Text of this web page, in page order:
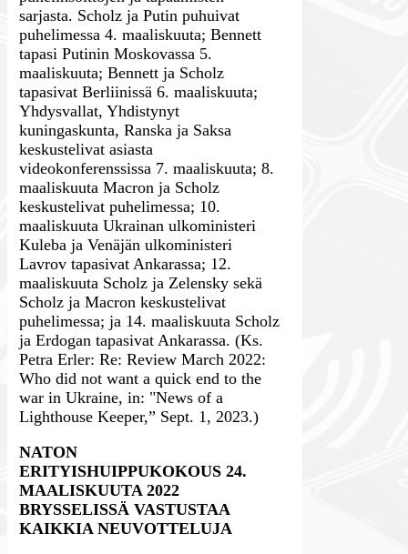
sarjasta. Scholz ja Putin puhuivat
puhelimessa 4. maaliskuuta; Bennett
tapasi Putinin Moskovassa 5.
maaliskuuta; Bennett ja Scholz
tapasivat Berliinissä 6. maaliskuuta;
Yhdysvallat, Yhdistynyt
kuningaskunta, Ranska ja Saksa
keskustelivat asiasta
videokonferenssissa 7. maaliskuuta; 8.
maaliskuuta Macron ja Scholz
keskustelivat puhelimessa; 10.
maaliskuuta Ukrainan ulkoministeri
Kuleba ja Venäjän ulkoministeri
Lavrov tapasivat Ankarassa; 12.
maaliskuuta Scholz ja Zelensky sekä
Scholz ja Macron keskustelivat
puhelimessa; ja 14. maaliskuuta Scholz
ja Erdogan tapasivat Ankarassa. (Ks.
Petra Erler: Re: Review March 2022:
Who did not want a quick end to the
war in Ukraine, in: "News of a
Lighthouse Keeper,” Sept. 1, 2023.)
NATON
ERITYISHUIPPUKOKOUS 24.
MAALISKUUTA 2022
BRYSSELISSÄ VASTUSTAA
KAIKKIA NEUVOTTELUJA